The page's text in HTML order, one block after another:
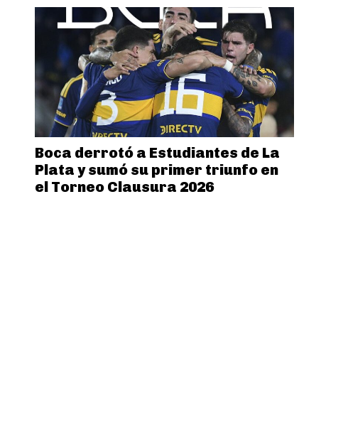
Boca derrotó a Estudiantes de La
Plata y sumó su primer triunfo en
el Torneo Clausura 2026